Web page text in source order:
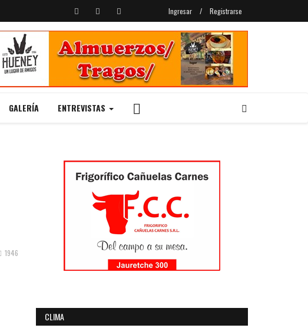
Ingresar / Registrarse
GALERÍA ENTREVISTAS
1946
CLIMA